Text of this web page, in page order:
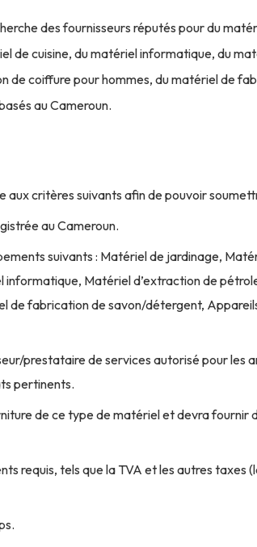
des fournisseurs réputés pour du
de cuisine, du matériel informatique, du
de coiffure pour hommes, du matériel de
au Cameroun.
aux critères suivants afin de pouvoir
au Cameroun.
suivants : Matériel de jardinage,
informatique, Matériel d’extraction de
de fabrication de savon/détergent,
prestataire de services autorisé pour les
pertinents.
de ce type de matériel et devra fournir
requis, tels que la TVA et les autres taxes